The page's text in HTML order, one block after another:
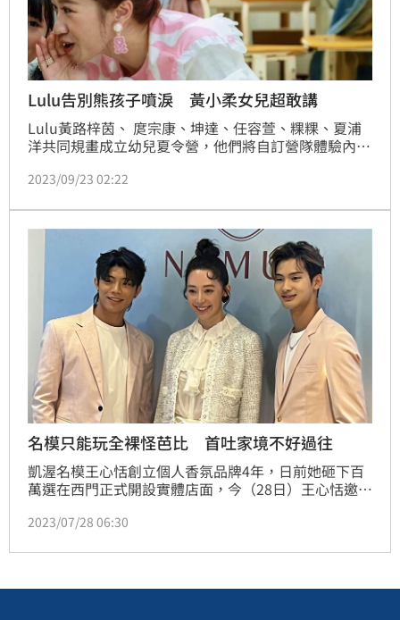
Lulu告別熊孩子噴淚 黃小柔女兒超敢講
Lulu黃路梓茵、 庹宗康、坤達、任容萱、粿粿、夏浦
洋共同規畫成立幼兒夏令營，他們將自訂營隊體驗內
直接噴淚說：「看到他們玩得開心，真的覺得很感
2023/09/23 02:22
名模只能玩全裸怪芭比 首吐家境不好過往
凱渥名模王心恬創立個人香氛品牌4年，日前她砸下百
萬選在西門正式開設實體店面，今（28日）王心恬邀來
專屬店長，而近來電影《Barbie芭比》引發不少話題，
芭比；而王心恬和姚元浩情纏5年，情人節將至，王心
2023/07/28 06:30